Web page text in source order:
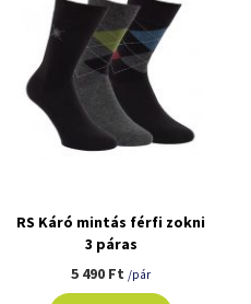
RS Káró mintás férfi zokni
3 páras
5 490 Ft /pár